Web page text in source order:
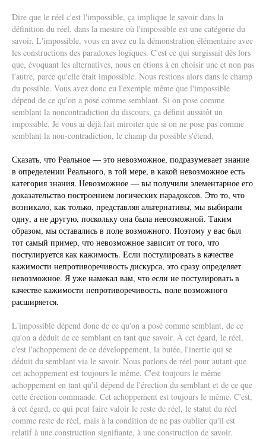
Dire que le réel c'est l'impossible, ça implique le savoir dans la
définition du réel, dans la mesure où l'impossible est une catégorie du
savoir. L'impossible, vous en avez eu la démonstration élémentaire avec
les constructions des paradoxes logiques. C'est ce qui surgissait dès lors
que, évoquant les alternatives, nous en étions à en choisir une et non pas
l'autre, parce qu'elle était impossible. Nous restions alors dans le champ
du possible. Vous avez donc eu l'exemple même que l'impossible
dépend de ce qu'on a posé comme semblant. Si on pose comme
semblant la noncontradiction du discours, ça définit aussitôt un
impossible. Je vous ai déjà fait miroiter que si on ne pose pas comme
semblant la non-contradiction, le champ du possible s'étend.
Сказать, что Реальное — это невозможное, подразумевает знание
в определении Реального, в той мере, в какой невозможное есть
категория знания. Невозможное — вы получили элементарное его
доказательство построением логических парадоксов. Это то, что
возникало, как только, представляя альтернативы, мы выбирали
одну, а не другую, поскольку она была невозможной. Таким
образом, мы оставались в поле возможного. Поэтому у вас был
тот самый пример, что невозможное зависит от того, что
постулируется как кажимость. Если постулировать в качестве
кажимости непротиворечивость дискурса, это сразу определяет
невозможное. Я уже намекал вам, что если не постулировать в
качестве кажимости непротиворечивость, поле возможного
расширяется.
L'impossible dépend donc de ce qu'on a posé comme semblant, de ce
qu'on a déduit de ce semblant en tant que savoir. À cet égard, le réel,
c'est l'achoppement de ce développement, la butée, l'inertie qui se
déduit du semblant via le savoir. Nous parlons de réel pour autant que
cet achoppement est toujours le même. C'est toujours le même
achoppement en tant qu'il dépend de l'érection du semblant et de ce que
cette érection commande. Cet achoppement est toujours le même. C'est,
à cet égard, ce qui peut faire valoir le reste de réel, le statut du réel
comme reste de réel, mais à la condition de ne pas oublier qu'il est
relatif à une construction signifiante, à une construction de savoir.